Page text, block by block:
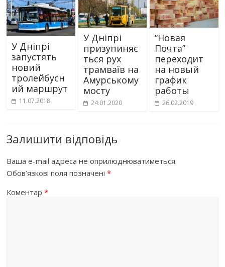
У Дніпрі
запустять
новий
тролейбусн
ий маршрут
11.07.2018
У Дніпрі
призупиняє
ться рух
трамваїв на
Амурському
мосту
24.01.2020
“Новая
Почта”
переходит
на новый
график
работы
26.02.2019
Залишити відповідь
Ваша e-mail адреса не оприлюднюватиметься.
Обов’язкові поля позначені*
Коментар*